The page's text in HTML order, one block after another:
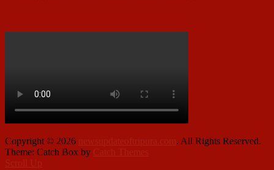
Copyright © 2026 newsupdateoftripura.com. All Rights Reserved.
Theme: Catch Box by Catch Themes
Scroll Up